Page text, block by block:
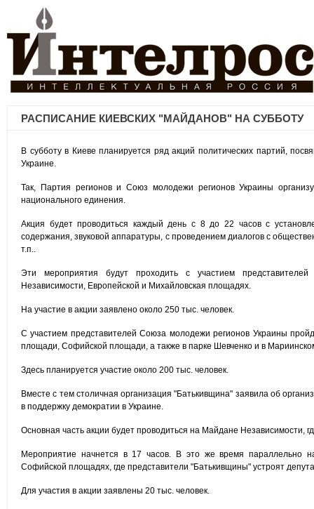
РАСПИСАНИЕ КИЕВСКИХ "МАЙДАНОВ" НА СУББОТУ
В субботу в Киеве планируется ряд акций политических партий,
Украине.
Так, Партия регионов и Союз молодежи регионов Украины
национального единения.
Акция будет проводиться каждый день с 8 до 22 часов с
содержания, звуковой аппаратуры, с проведением диалогов с
т.п..
Эти мероприятия будут проходить с участием
Независимости, Европейской и Михайловская площадях.
На участие в акции заявлено около 250 тыс. человек.
С участием представителей Союза молодежи регионов Украины
площади, Софийской площади, а также в парке Шевченко и в
Здесь планируется участие около 200 тыс. человек.
Вместе с тем столичная организация "Батькивщина" заявила об
в поддержку демократии в Украине.
Основная часть акции будет проводиться на Майдане Независимости,
Мероприятие начнется в 17 часов. В это же время параллельно
Софийской площадях, где представители "Батькивщины" устроят
Для участия в акции заявлены 20 тыс. человек.